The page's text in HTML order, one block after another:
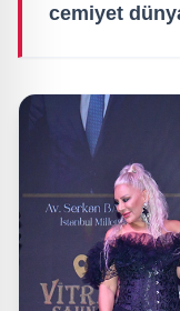
cemiyet